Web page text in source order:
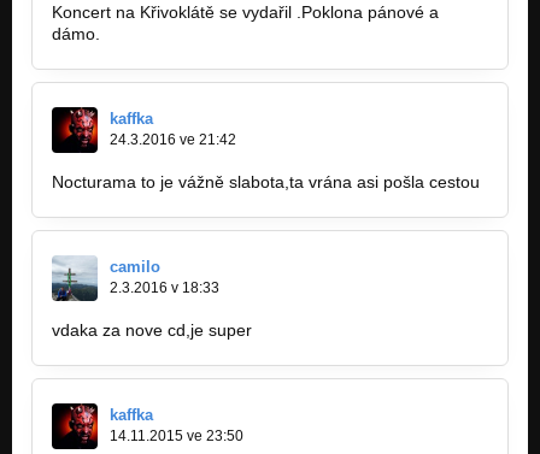
Koncert na Křivoklátě se vydařil .Poklona pánové a
dámo.
kaffka
24.3.2016 ve 21:42
Nocturama to je vážně slabota,ta vrána asi pošla cestou
camilo
2.3.2016 v 18:33
vdaka za nove cd,je super
kaffka
14.11.2015 ve 23:50